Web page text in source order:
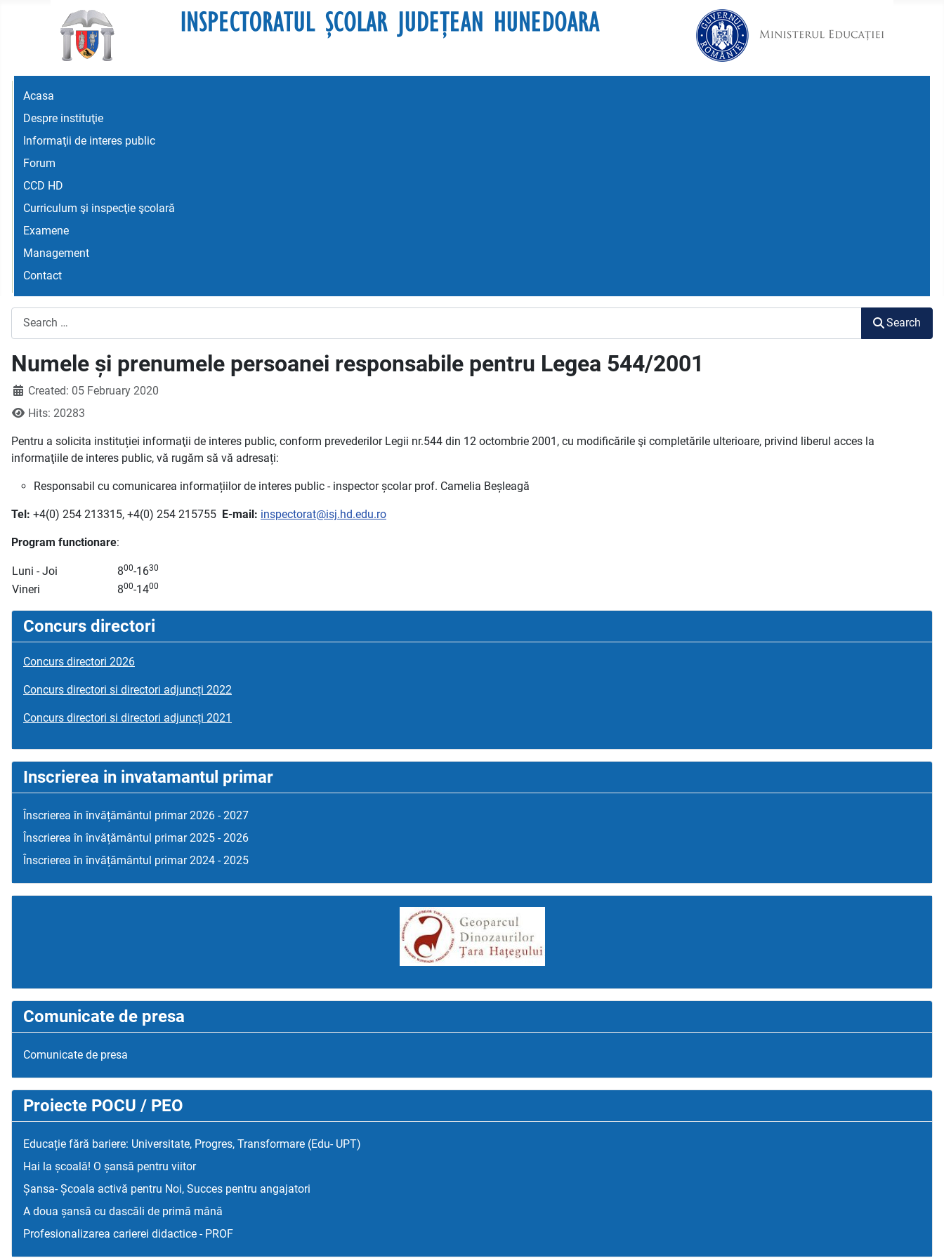
Acasa
Despre instituţie
Informaţii de interes public
Forum
CCD HD
Curriculum şi inspecţie şcolară
Examene
Management
Contact
Search
Numele și prenumele persoanei responsabile pentru Legea 544/2001
Created: 05 February 2020
Hits: 20283
Pentru a solicita instituției informaţii de interes public, conform prevederilor Legii nr.544 din 12 octombrie 2001, cu modificările şi completările ulterioare, privind liberul acces la
informaţiile de interes public, vă rugăm să vă adresați:
Responsabil cu comunicarea informațiilor de interes public - inspector școlar prof. Camelia Beșleagă
Tel: +4(0) 254 213315, +4(0) 254 215755 E-mail: inspectorat@isj.hd.edu.ro
Program functionare:
Luni - Joi 800-1630
Vineri 800-1400
Concurs directori
Concurs directori 2026
Concurs directori si directori adjuncți 2022
Concurs directori si directori adjuncți 2021
Inscrierea in invatamantul primar
Înscrierea în învățământul primar 2026 - 2027
Înscrierea în învățământul primar 2025 - 2026
Înscrierea în învățământul primar 2024 - 2025
Comunicate de presa
Comunicate de presa
Proiecte POCU / PEO
Educație fără bariere: Universitate, Progres, Transformare (Edu- UPT)
Hai la școală! O șansă pentru viitor
Șansa- Școala activă pentru Noi, Succes pentru angajatori
A doua șansă cu dascăli de primă mână
Profesionalizarea carierei didactice - PROF